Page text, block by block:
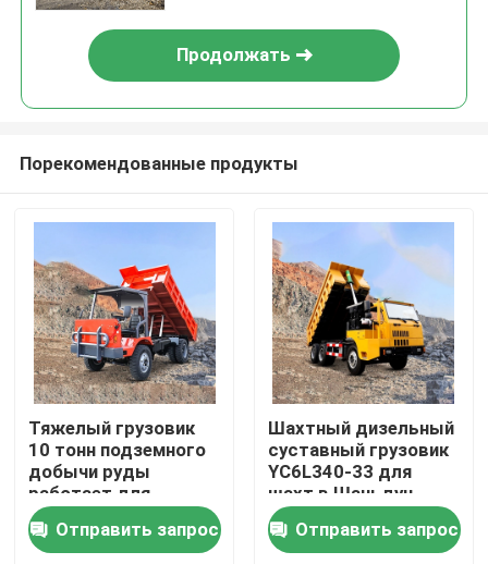
Дома
О Компании
Контакты
Продолжать
Порекомендованные продукты
Тяжелый грузовик
10 тонн подземного
добычи руды
работает для
продажи
Отправить запрос
Шахтный дизельный
суставный грузовик
YC6L340-33 для
шахт в Шаньдун
Отправить запрос